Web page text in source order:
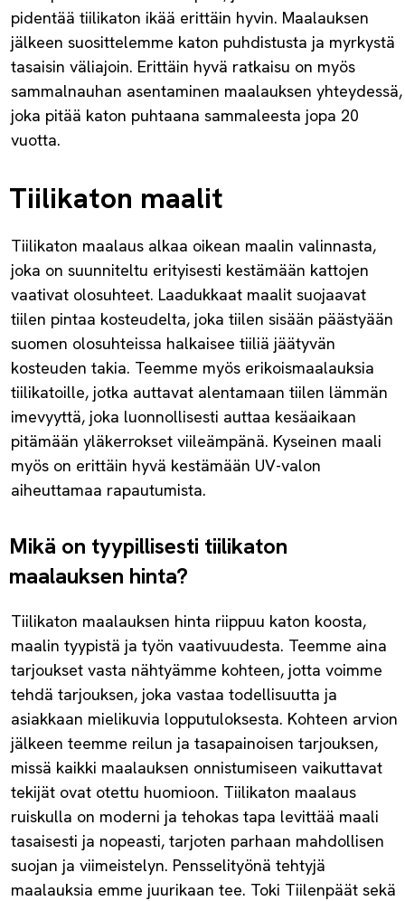
pidentää tiilikaton ikää erittäin hyvin. Maalauksen
jälkeen suosittelemme katon puhdistusta ja myrkystä
tasaisin väliajoin. Erittäin hyvä ratkaisu on myös
sammalnauhan asentaminen maalauksen yhteydessä,
joka pitää katon puhtaana sammaleesta jopa 20
vuotta.
Tiilikaton maalit
Tiilikaton maalaus alkaa oikean maalin valinnasta,
joka on suunniteltu erityisesti kestämään kattojen
vaativat olosuhteet. Laadukkaat maalit suojaavat
tiilen pintaa kosteudelta, joka tiilen sisään päästyään
suomen olosuhteissa halkaisee tiiliä jäätyvän
kosteuden takia. Teemme myös erikoismaalauksia
tiilikatoille, jotka auttavat alentamaan tiilen lämmän
imevyyttä, joka luonnollisesti auttaa kesäaikaan
pitämään yläkerrokset viileämpänä. Kyseinen maali
myös on erittäin hyvä kestämään UV-valon
aiheuttamaa rapautumista.
Mikä on tyypillisesti tiilikaton
maalauksen hinta?
Tiilikaton maalauksen hinta riippuu katon koosta,
maalin tyypistä ja työn vaativuudesta. Teemme aina
tarjoukset vasta nähtyämme kohteen, jotta voimme
tehdä tarjouksen, joka vastaa todellisuutta ja
asiakkaan mielikuvia lopputuloksesta. Kohteen arvion
jälkeen teemme reilun ja tasapainoisen tarjouksen,
missä kaikki maalauksen onnistumiseen vaikuttavat
tekijät ovat otettu huomioon. Tiilikaton maalaus
ruiskulla on moderni ja tehokas tapa levittää maali
tasaisesti ja nopeasti, tarjoten parhaan mahdollisen
suojan ja viimeistelyn. Pensselityönä tehtyjä
maalauksia emme juurikaan tee. Toki Tiilenpäät sekä